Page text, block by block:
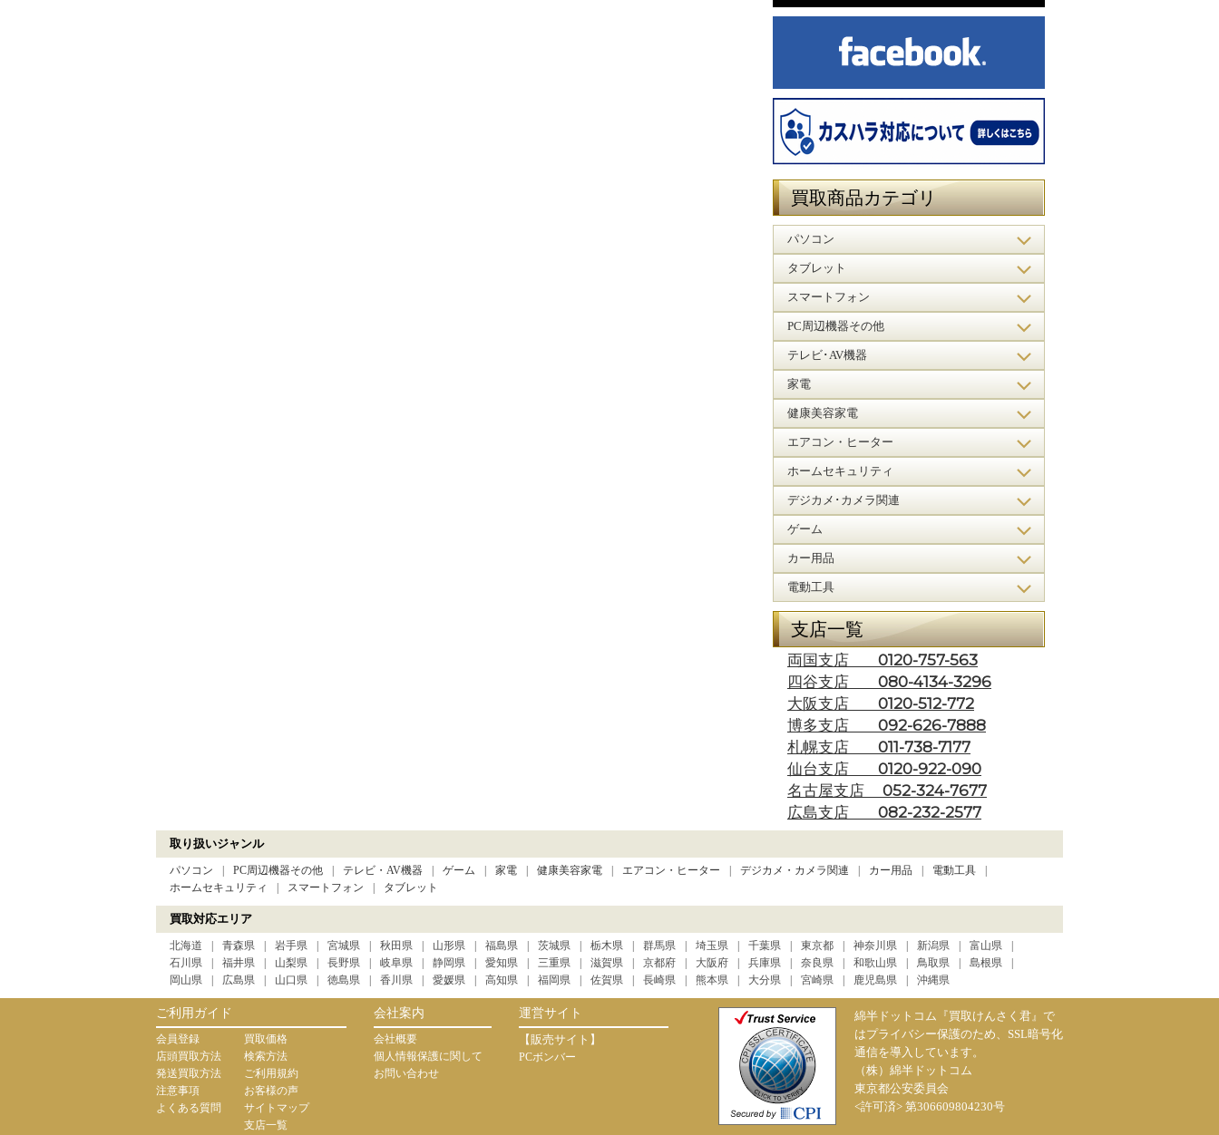
買取商品カテゴリ
パソコン
タブレット
スマートフォン
PC周辺機器その他
テレビ･AV機器
家電
健康美容家電
エアコン・ヒーター
ホームセキュリティ
デジカメ･カメラ関連
ゲーム
カー用品
電動工具
支店一覧
両国支店 0120-757-563
四谷支店 080-4134-3296
大阪支店 0120-512-772
博多支店 092-626-7888
札幌支店 011-738-7177
仙台支店 0120-922-090
名古屋支店 052-324-7677
広島支店 082-232-2577
取り扱いジャンル
パソコン PC周辺機器その他 テレビ・AV機器 ゲーム 家電 健康美容家電 エアコン・ヒーター デジカメ・カメラ関連 カー用品
電動工具
ホームセキュリティ
スマートフォン タブレット
買取対応エリア
北海道 青森県 岩手県 宮城県 秋田県 山形県 福島県 茨城県 栃木県 群馬県 埼玉県 千葉県 東京都 神奈川県 新潟県
富山県
石川県
福井県 山梨県 長野県 岐阜県 静岡県 愛知県 三重県 滋賀県 京都府 大阪府 兵庫県 奈良県 和歌山県 鳥取県
島根県
岡山県
広島県 山口県 徳島県 香川県 愛媛県 高知県 福岡県 佐賀県 長崎県 熊本県 大分県 宮崎県 鹿児島県 沖縄県
ご利用ガイド
会員登録
店頭買取方法
発送買取方法
注意事項
よくある質問
買取価格
検索方法
ご利用規約
お客様の声
サイトマップ
支店一覧
会社案内
会社概要
個人情報保護に関して
お問い合わせ
運営サイト
【販売サイト】
PCボンバー
綿半ドットコム『買取けんさく君』で
はプライバシー保護のため、SSL暗号化
通信を導入しています。
（株）綿半ドットコム
東京都公安委員会
<許可済> 第306609804230号